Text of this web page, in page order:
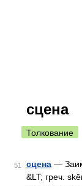
сцена
Толкование
51 сцена —
&LT; греч.